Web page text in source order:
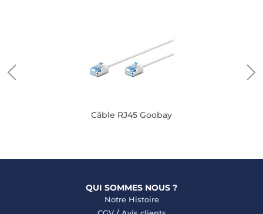
Câble RJ45 Goobay
QUI SOMMES NOUS ?
Notre Histoire